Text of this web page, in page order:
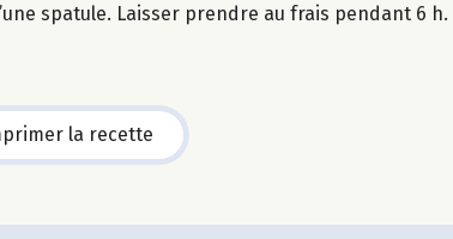
spatule. Laisser prendre au frais pendant 6 h.
la recette